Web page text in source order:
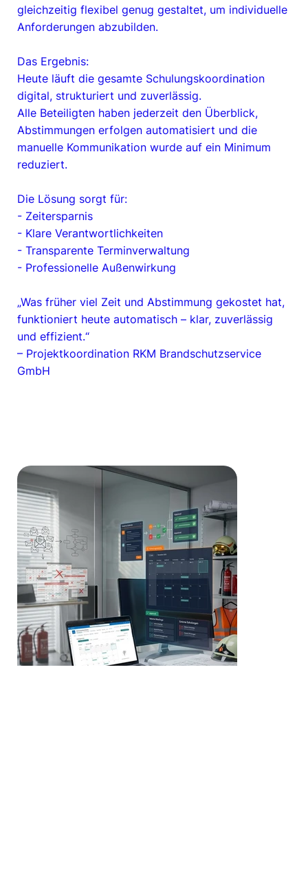
gleichzeitig flexibel genug gestaltet, um individuelle
Anforderungen abzubilden.
Das Ergebnis:
Heute läuft die gesamte Schulungskoordination
digital, strukturiert und zuverlässig.
Alle Beteiligten haben jederzeit den Überblick,
Abstimmungen erfolgen automatisiert und die
manuelle Kommunikation wurde auf ein Minimum
reduziert.
Die Lösung sorgt für:
- Zeitersparnis
- Klare Verantwortlichkeiten
- Transparente Terminverwaltung
- Professionelle Außenwirkung
„Was früher viel Zeit und Abstimmung gekostet hat,
funktioniert heute automatisch – klar, zuverlässig
und effizient.“
– Projektkoordination RKM Brandschutzservice
GmbH